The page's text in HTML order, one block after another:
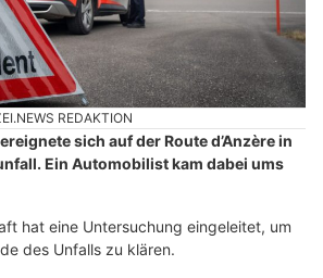
REDAKTION
sich auf der Route d’Anzère in
Ein Automobilist kam dabei ums
hat eine Untersuchung eingeleitet, um
des Unfalls zu klären.